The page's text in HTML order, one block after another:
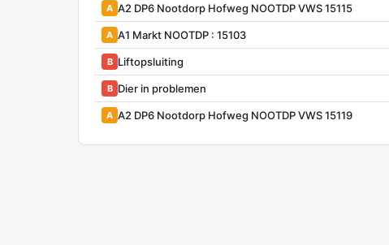
A A2 DP6 Nootdorp Hofweg NOOTDP VWS 15115
A A1 Markt NOOTDP : 15103
B Liftopsluiting
B Dier in problemen
A A2 DP6 Nootdorp Hofweg NOOTDP VWS 15119